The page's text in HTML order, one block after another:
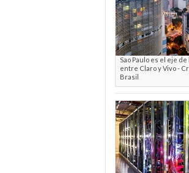
Sao Paulo es el eje
entre Claro y Vivo -
Brasil